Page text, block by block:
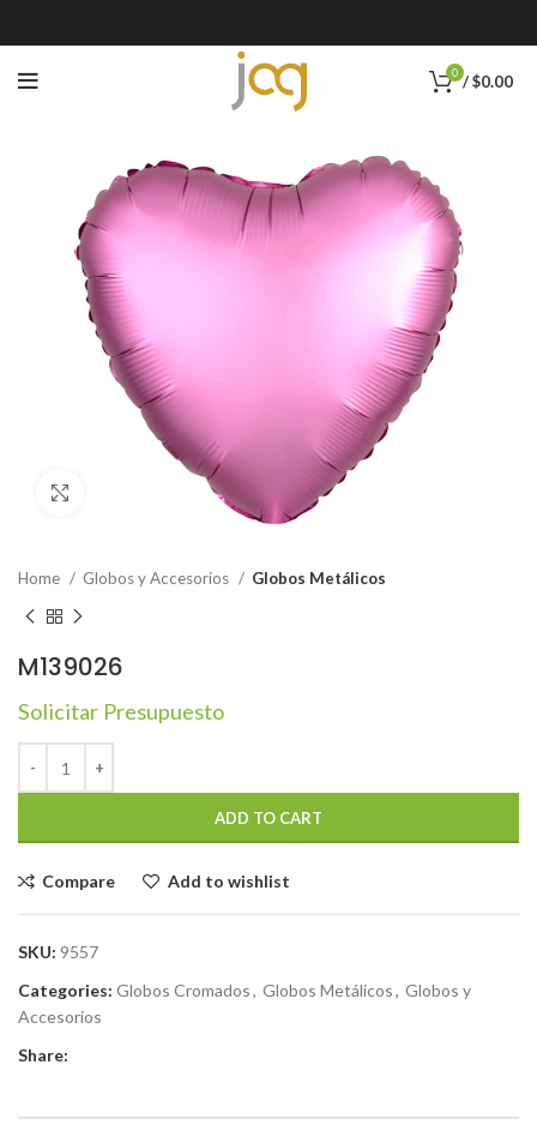
0 /$0.00
Home Globos y Accesorios Globos Metálicos
M139026
Solicitar Presupuesto
ADD TO CART
Compare Add to wishlist
SKU: 9557
Categories: Globos Cromados, Globos Metálicos, Globos y
Accesorios
Share: